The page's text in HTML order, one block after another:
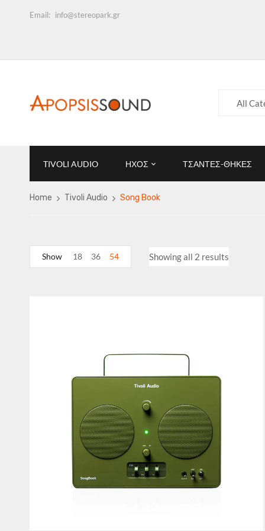
Email: info@stereopark.gr
All
TIVOLI AUDIO ΗΧΟΣ ΤΣΑΝΤΕΣ-ΘΗΚΕΣ
Home Tivoli Audio Song Book
Showing all 2 results
Show 18 36 54